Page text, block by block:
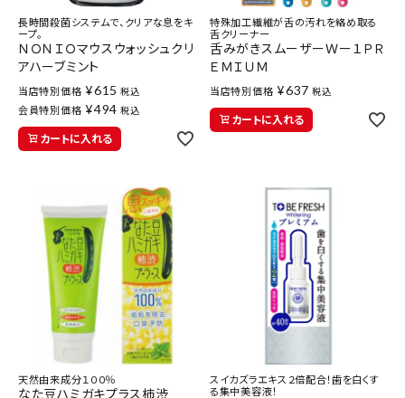
長時間殺菌システムで、クリアな息をキ
ープ。
ＮＯＮＩＯマウスウォッシュクリ
アハーブミント
当店特別価格 ¥615 税込
会員特別価格 ¥494 税込
カートに入れる
特殊加工繊維が舌の汚れを絡め取る
舌クリーナー
舌みがきスムーザーＷー１ＰＲ
ＥＭＩＵＭ
当店特別価格 ¥637 税込
カートに入れる
天然由来成分１００％
なた豆ハミガキプラス柿渋
スイカズラエキス２倍配合！歯を白くす
る集中美容液！